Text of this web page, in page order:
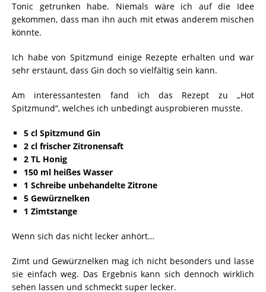
Tonic getrunken habe. Niemals wäre ich auf die Idee
gekommen, dass man ihn auch mit etwas anderem mischen
könnte.
Ich habe von Spitzmund einige Rezepte erhalten und war
sehr erstaunt, dass Gin doch so vielfältig sein kann.
Am interessantesten fand ich das Rezept zu „Hot
Spitzmund“, welches ich unbedingt ausprobieren musste.
5 cl Spitzmund Gin
2 cl frischer Zitronensaft
2 TL Honig
150 ml heißes Wasser
1 Schreibe unbehandelte Zitrone
5 Gewürznelken
1 Zimtstange
Wenn sich das nicht lecker anhört…
Zimt und Gewürznelken mag ich nicht besonders und lasse
sie einfach weg. Das Ergebnis kann sich dennoch wirklich
sehen lassen und schmeckt super lecker.